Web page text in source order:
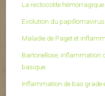
La rectocolite
Evolution du
Maladie de Paget et
Bartonellose, inflammation
basique
Inflammation de bas grade